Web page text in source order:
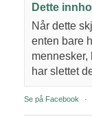
Dette
Når dette
enten bare
mennesker,
har slettet
Se på Facebook ·